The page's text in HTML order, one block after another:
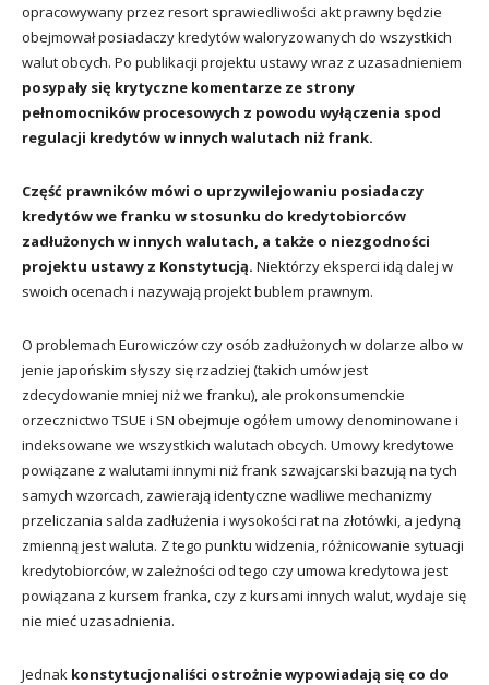
opracowywany przez resort sprawiedliwości akt prawny będzie
obejmował posiadaczy kredytów waloryzowanych do wszystkich
walut obcych. Po publikacji projektu ustawy wraz z uzasadnieniem
posypały się krytyczne komentarze ze strony
pełnomocników procesowych z powodu wyłączenia spod
regulacji kredytów w innych walutach niż frank.
Część prawników mówi o uprzywilejowaniu posiadaczy
kredytów we franku w stosunku do kredytobiorców
zadłużonych w innych walutach, a także o niezgodności
projektu ustawy z Konstytucją. Niektórzy eksperci idą dalej w
swoich ocenach i nazywają projekt bublem prawnym.
O problemach Eurowiczów czy osób zadłużonych w dolarze albo w
jenie japońskim słyszy się rzadziej (takich umów jest
zdecydowanie mniej niż we franku), ale prokonsumenckie
orzecznictwo TSUE i SN obejmuje ogółem umowy denominowane i
indeksowane we wszystkich walutach obcych. Umowy kredytowe
powiązane z walutami innymi niż frank szwajcarski bazują na tych
samych wzorcach, zawierają identyczne wadliwe mechanizmy
przeliczania salda zadłużenia i wysokości rat na złotówki, a jedyną
zmienną jest waluta. Z tego punktu widzenia, różnicowanie sytuacji
kredytobiorców, w zależności od tego czy umowa kredytowa jest
powiązana z kursem franka, czy z kursami innych walut, wydaje się
nie mieć uzasadnienia.
Jednak konstytucjonaliści ostrożnie wypowiadają się co do